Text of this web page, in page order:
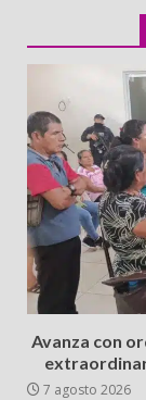
Avanza con
7 agosto 2026